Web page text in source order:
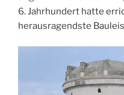
6. Jahrhundert hatte
herausragendste